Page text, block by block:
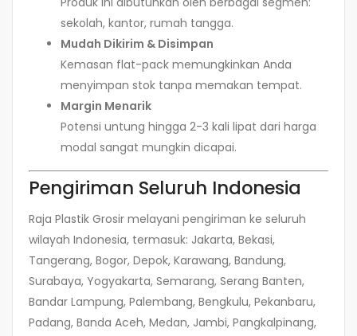
sekolah, kantor, rumah tangga.
Mudah Dikirim & Disimpan
Kemasan flat-pack memungkinkan Anda
menyimpan stok tanpa memakan tempat.
Margin Menarik
Potensi untung hingga 2-3 kali lipat dari harga
modal sangat mungkin dicapai.
Pengiriman Seluruh Indonesia
Raja Plastik Grosir melayani pengiriman ke seluruh
wilayah Indonesia, termasuk: Jakarta, Bekasi,
Tangerang, Bogor, Depok, Karawang, Bandung,
Surabaya, Yogyakarta, Semarang, Serang Banten,
Bandar Lampung, Palembang, Bengkulu, Pekanbaru,
Padang, Banda Aceh, Medan, Jambi, Pangkalpinang,